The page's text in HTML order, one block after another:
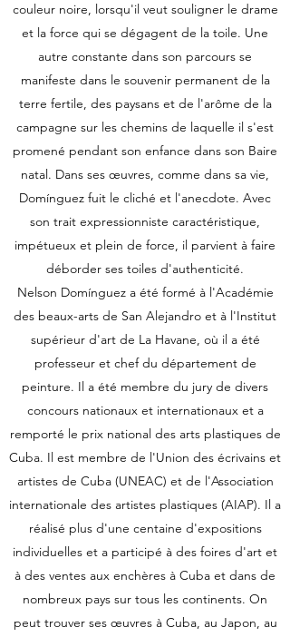
couleur noire, lorsqu'il veut souligner le drame
et la force qui se dégagent de la toile. Une
autre constante dans son parcours se
manifeste dans le souvenir permanent de la
terre fertile, des paysans et de l'arôme de la
campagne sur les chemins de laquelle il s'est
promené pendant son enfance dans son Baire
natal. Dans ses œuvres, comme dans sa vie,
Domínguez fuit le cliché et l'anecdote. Avec
son trait expressionniste caractéristique,
impétueux et plein de force, il parvient à faire
déborder ses toiles d'authenticité.
Nelson Domínguez a été formé à l'Académie
des beaux-arts de San Alejandro et à l'Institut
supérieur d'art de La Havane, où il a été
professeur et chef du département de
peinture. Il a été membre du jury de divers
concours nationaux et internationaux et a
remporté le prix national des arts plastiques de
Cuba. Il est membre de l'Union des écrivains et
artistes de Cuba (UNEAC) et de l'Association
internationale des artistes plastiques (AIAP). Il a
réalisé plus d'une centaine d'expositions
individuelles et a participé à des foires d'art et
à des ventes aux enchères à Cuba et dans de
nombreux pays sur tous les continents. On
peut trouver ses œuvres à Cuba, au Japon, au